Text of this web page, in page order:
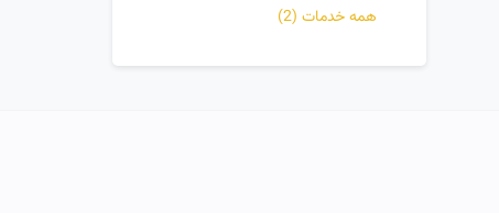
همه خدمات (2)